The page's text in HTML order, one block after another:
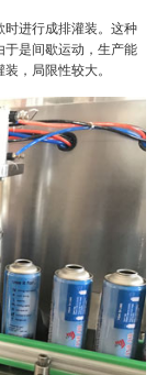
进行成排灌装。这种
是间歇运动，生产能
，局限性较大。